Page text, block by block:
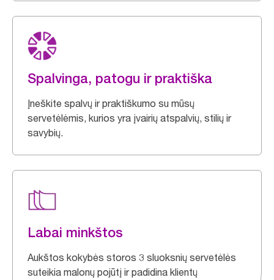
Spalvinga, patogu ir praktiška
Įneškite spalvų ir praktiškumo su mūsų
servetėlėmis, kurios yra įvairių atspalvių, stilių ir
savybių.
Labai minkštos
Aukštos kokybės storos 3 sluoksnių servetėlės
suteikia malonų pojūtį ir padidina klientų